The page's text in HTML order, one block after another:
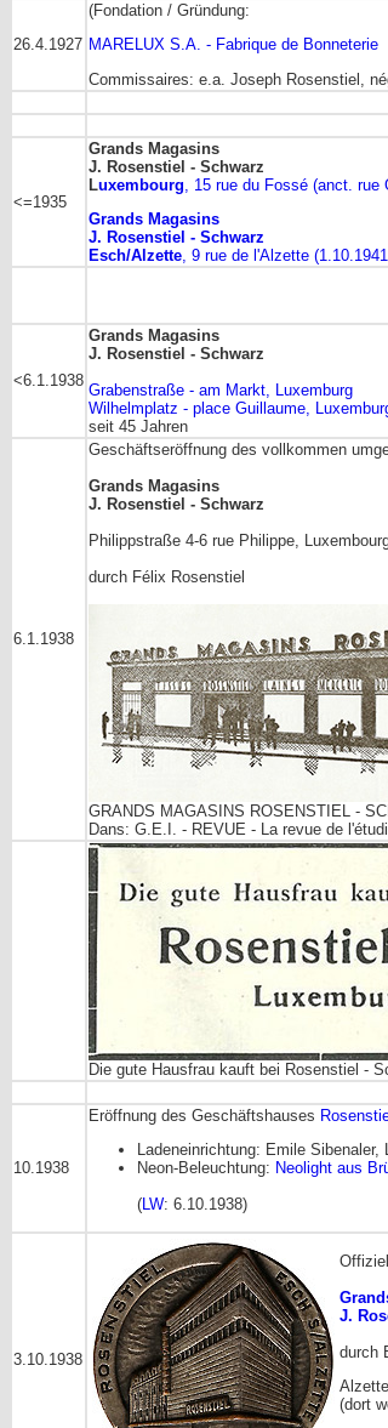
26.4.1927
(Fondation / Gründung:
MARELUX S.A. - Fabrique de Bonneterie
Commissaires: e.a. Joseph Rosenstiel,
<=1935
Grands Magasins
J. Rosenstiel - Schwarz
Luxembourg, 15 rue du Fossé (anct. rue
Grands Magasins
J. Rosenstiel - Schwarz
Esch/Alzette, 9 rue de l'Alzette
<6.1.1938
Grands Magasins
J. Rosenstiel - Schwarz
Grabenstraße - am Markt, Luxemburg
Wilhelmplatz - place Guillaume,
seit 45 Jahren
6.1.1938
Geschäftseröffnung des vollkommen
Grands Magasins
J. Rosenstiel - Schwarz
Philippstraße 4-6 rue Philippe,
durch Félix Rosenstiel
GRANDS MAGASINS ROSENSTIEL -
Dans: G.E.I. - REVUE - La revue de
Die gute Hausfrau kauft bei Rosenstiel -
10.1938
Eröffnung des Geschäftshauses
Ladeneinrichtung: Emile
Neon-Beleuchtung: Neolight aus
(LW: 6.10.1938)
3.10.1938
J.
durch
(dort